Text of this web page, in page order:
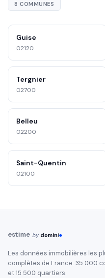
8 COMMUNES
Guise
02120
Tergnier
02700
Belleu
02200
Saint-Quentin
02100
estime by domini
Les données immobilières les
complètes de France. 35 000
et 15 500 quartiers.